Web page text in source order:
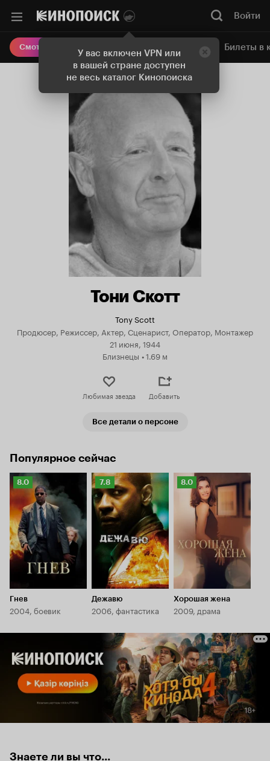
У вас включен VPN или
в вашей стране доступен
не весь каталог Кинопоиска
Войти
Смотреть кино Онлайн-кинотеатр Билеты в
Тони Скотт
Tony Scott
Продюсер, Режиссер, Актер, Сценарист, Оператор, Монтажер
21 июня, 1944
Близнецы •1.69 м
Любимая звезда Добавить
Все детали о персоне
Популярное сейчас
Рейтинг
Кинопоиска
8.0
8.0
Гнев
2004, боевик
Рейтинг
Кинопоиска
7.8
7.8
Дежавю
2006, фантастика
Рейтинг
Кинопоиска
8.0
8.0
Хорошая жена
2009, драма
Знаете ли вы что...